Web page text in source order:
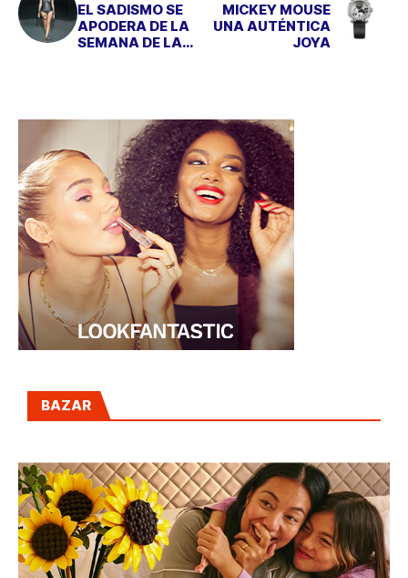
EL SADISMO SE
APODERA DE LA
SEMANA DE LA
MICKEY MOUSE
UNA AUTÉNTICA
JOYA
BAZAR